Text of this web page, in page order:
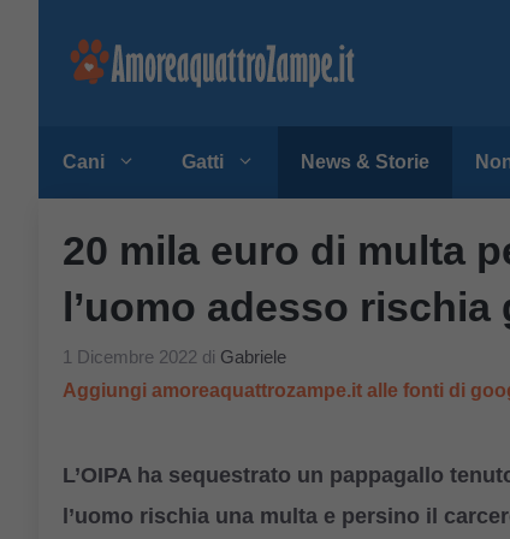
Cani Gatti News & Storie
20 mila euro di multa
l’uomo adesso rischia
1 Dicembre 2022 di Gabriele
Aggiungi amoreaquattrozampe.it alle fonti di
L’OIPA ha sequestrato un pappagallo
l’uomo rischia una multa e persino il